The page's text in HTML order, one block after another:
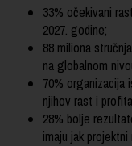
33% očekivani
2027. godine;
88 miliona
na globalnom
70% organizacija
njihov rast i
28% bolje
imaju jak